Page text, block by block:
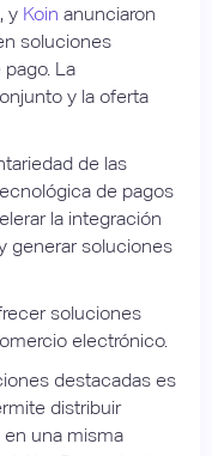
y Koin anunciaron
soluciones
La
y la oferta
de las
de pagos
la integración
generar soluciones
soluciones
electrónico.
destacadas es
distribuir
una misma